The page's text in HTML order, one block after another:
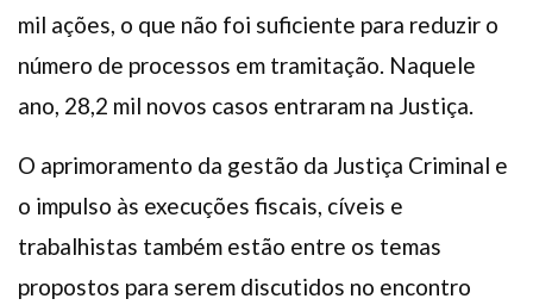
mil ações, o que não foi suficiente para reduzir o
número de processos em tramitação. Naquele
ano, 28,2 mil novos casos entraram na Justiça.
O aprimoramento da gestão da Justiça Criminal e
o impulso às execuções fiscais, cíveis e
trabalhistas também estão entre os temas
propostos para serem discutidos no encontro